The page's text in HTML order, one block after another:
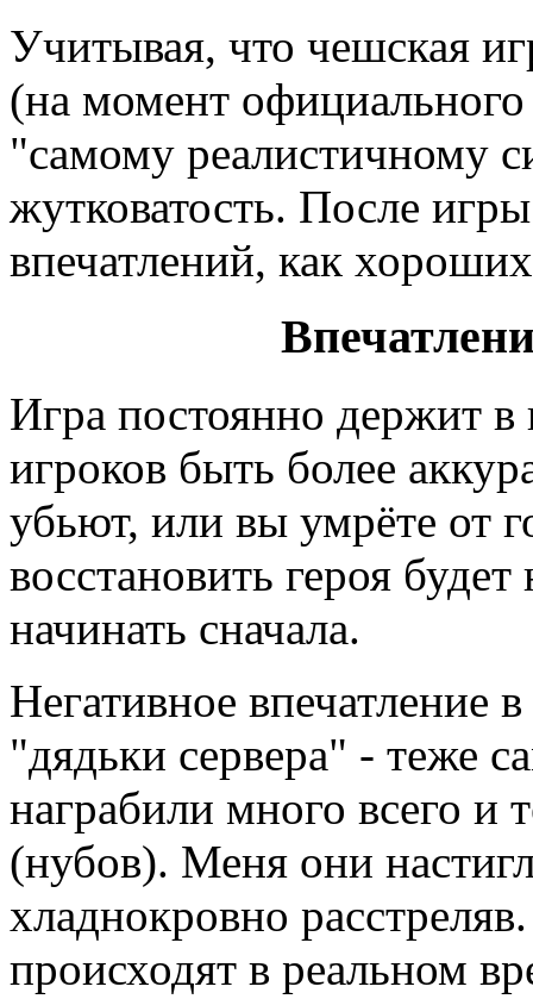
Учитывая, что чешская
(на момент
"самому реалистичному
жутковатость. После
впечатлений, как
Игра постоянно держит
игроков быть более
убьют, или вы умрёте от
восстановить героя
начинать сначала.
Негативное впечатление
"дядьки сервера" - теже
награбили много всего и
(нубов). Меня они
хладнокровно
происходят в реальном